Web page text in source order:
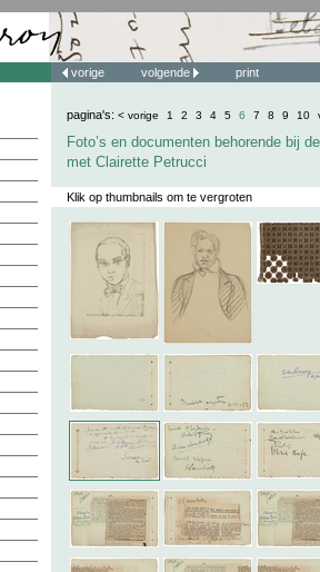
vorige volgende print
pagina's: < vorige 1 2 3 4 5 6 7 8 9 10
Foto’s en documenten behorende bij
met Clairette Petrucci
Klik op thumbnails om te vergroten